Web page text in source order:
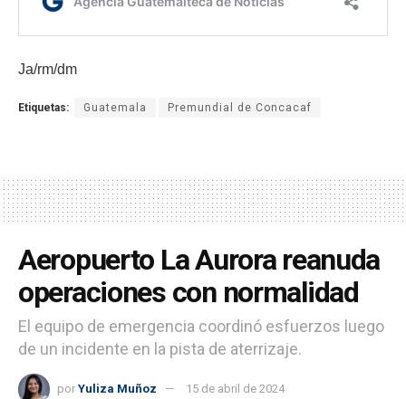
Ja/rm/dm
Etiquetas: Guatemala Premundial de Concacaf
Aeropuerto La Aurora reanuda
operaciones con normalidad
El equipo de emergencia coordinó esfuerzos luego
de un incidente en la pista de aterrizaje.
por Yuliza Muñoz 15 de abril de 2024